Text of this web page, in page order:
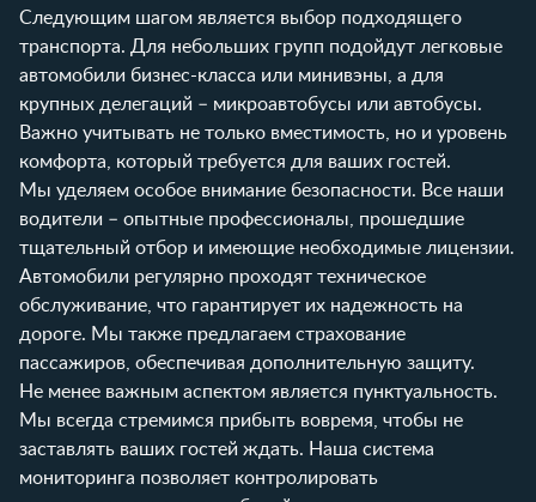
Следующим шагом является выбор подходящего
транспорта. Для небольших групп подойдут легковые
автомобили бизнес-класса или минивэны, а для
крупных делегаций – микроавтобусы или автобусы.
Важно учитывать не только вместимость, но и уровень
комфорта, который требуется для ваших гостей.
Мы уделяем особое внимание безопасности. Все наши
водители – опытные профессионалы, прошедшие
тщательный отбор и имеющие необходимые лицензии.
Автомобили регулярно проходят техническое
обслуживание, что гарантирует их надежность на
дороге. Мы также предлагаем страхование
пассажиров, обеспечивая дополнительную защиту.
Не менее важным аспектом является пунктуальность.
Мы всегда стремимся прибыть вовремя, чтобы не
заставлять ваших гостей ждать. Наша система
мониторинга позволяет контролировать